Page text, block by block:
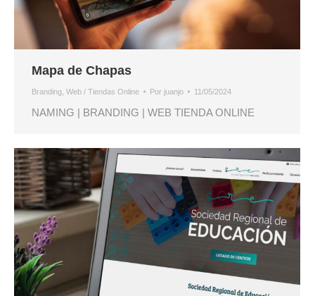
Mapa de Chapas
Branding Web / Tiendas Online Por juanjo 11/05/2024
NAMING | BRANDING | WEB TIENDA ONLINE